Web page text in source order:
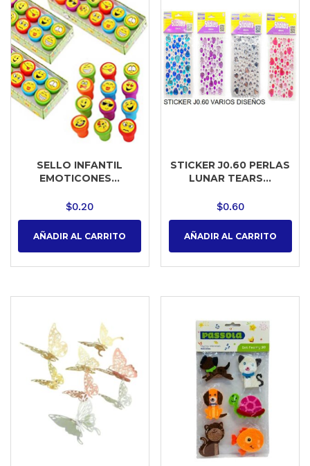
SELLO INFANTIL
EMOTICONES...
$0.20
AÑADIR AL CARRITO
STICKER J0.60 PERLAS
LUNAR TEARS...
$0.60
AÑADIR AL CARRITO